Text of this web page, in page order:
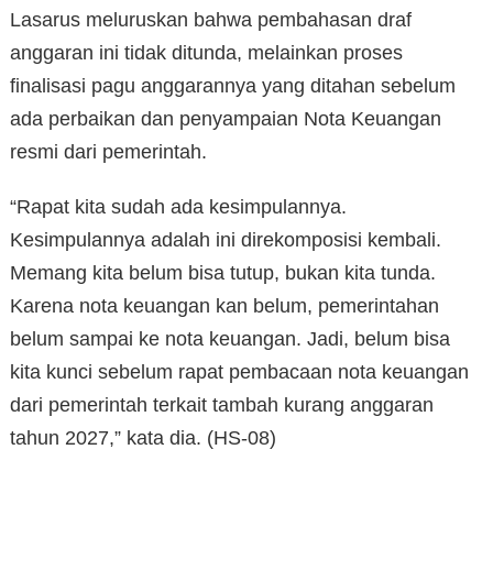
Lasarus meluruskan bahwa pembahasan draf
anggaran ini tidak ditunda, melainkan proses
finalisasi pagu anggarannya yang ditahan sebelum
ada perbaikan dan penyampaian Nota Keuangan
resmi dari pemerintah.
“Rapat kita sudah ada kesimpulannya.
Kesimpulannya adalah ini direkomposisi kembali.
Memang kita belum bisa tutup, bukan kita tunda.
Karena nota keuangan kan belum, pemerintahan
belum sampai ke nota keuangan. Jadi, belum bisa
kita kunci sebelum rapat pembacaan nota keuangan
dari pemerintah terkait tambah kurang anggaran
tahun 2027,” kata dia. (HS-08)